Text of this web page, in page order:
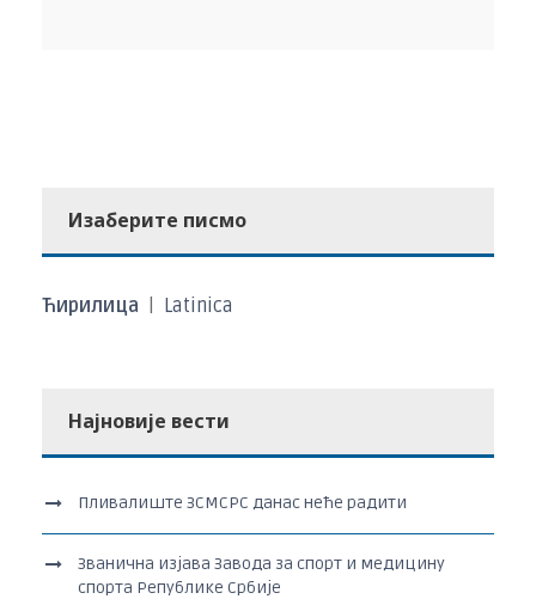
Изаберите писмо
Ћирилица Latinica
Најновије вести
Пливалиште ЗСМСРС данас неће радити
Званична изјава Завода за спорт и медицину
спорта Републике Србије